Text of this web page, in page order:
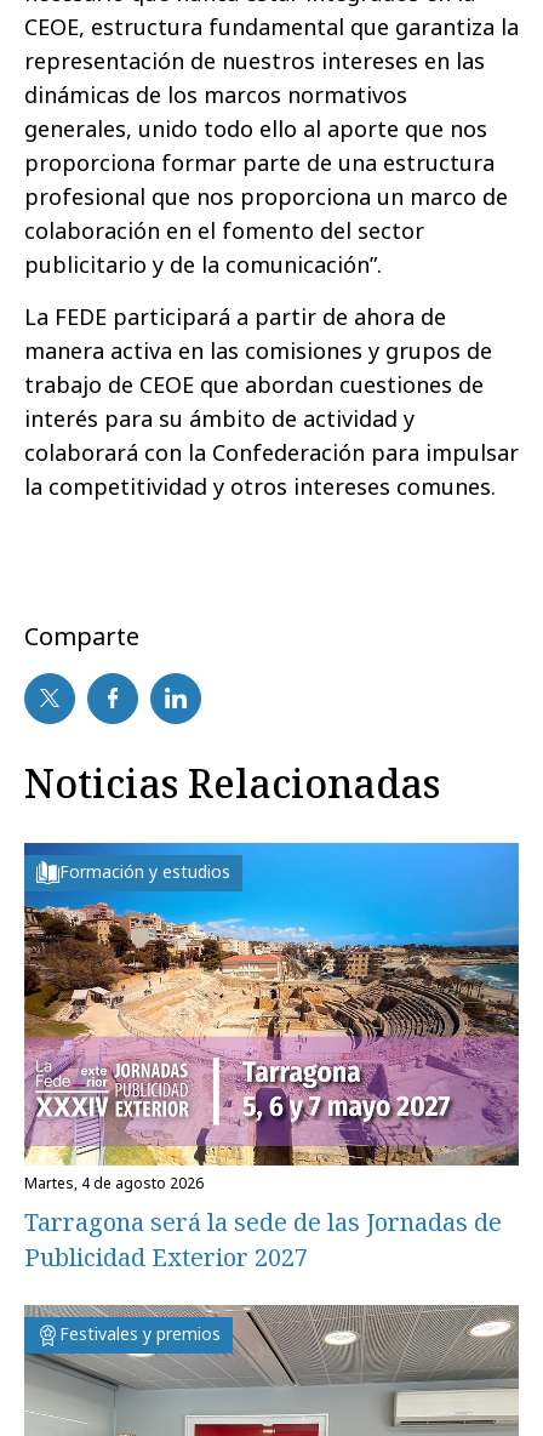
CEOE, estructura fundamental que garantiza la
representación de nuestros intereses en las
dinámicas de los marcos normativos
generales, unido todo ello al aporte que nos
proporciona formar parte de una estructura
profesional que nos proporciona un marco de
colaboración en el fomento del sector
publicitario y de la comunicación”.
La FEDE participará a partir de ahora de
manera activa en las comisiones y grupos de
trabajo de CEOE que abordan cuestiones de
interés para su ámbito de actividad y
colaborará con la Confederación para impulsar
la competitividad y otros intereses comunes.
Comparte
Noticias Relacionadas
Formación y estudios
martes, 4 de agosto 2026
Tarragona será la sede de las Jornadas de
Publicidad Exterior 2027
Festivales y premios